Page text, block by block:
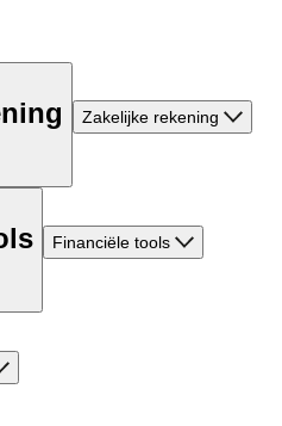
Zakelijke rekening
Financiële tools